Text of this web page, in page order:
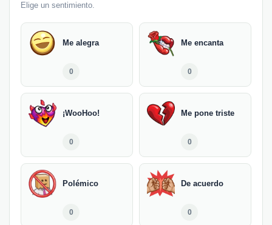
Elige un sentimiento.
Me alegra
0
Me encanta
0
¡WooHoo!
0
Me pone triste
0
Polémico
0
De acuerdo
0